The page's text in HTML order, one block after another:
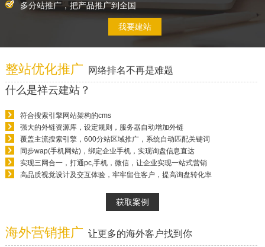
多分站推广，把产品推广到全国
我要建站
整站优化推广 网络排名不再是难题
什么是祥云建站？
符合搜索引擎网站架构的cms
强大的外链资源库，设定规则，服务器自动增加外链
覆盖主流搜索引擎，600分站区域推广，系统自动匹配关键词
同步wap(手机网站)，绑定企业手机，实现询盘信息直达
实现三网合一，打通pc,手机，微信，让企业实现一站式营销
高品质视觉设计及交互体验，牢牢留住客户，提高询盘转化率
获取案例
海外营销推广 让更多的海外客户找到你